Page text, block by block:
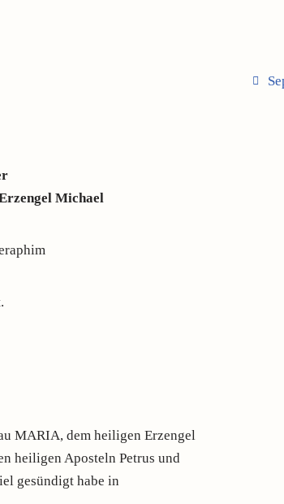
Michael
MARIA, dem heiligen Erzengel
heiligen Aposteln Petrus und
gesündigt habe in